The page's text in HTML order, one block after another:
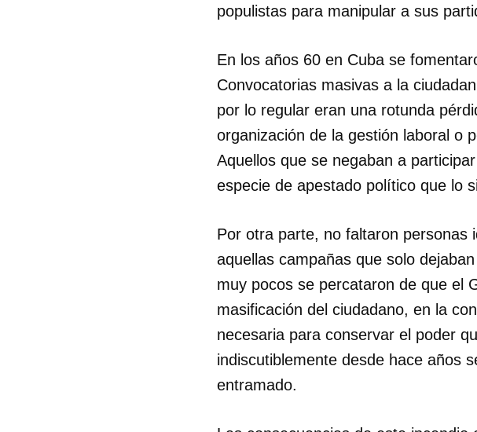
populistas para manipular a sus
En los años 60 en Cuba se
Convocatorias masivas a la
por lo regular eran una rotunda
organización de la gestión laboral o
Aquellos que se negaban a
especie de apestado político que lo
Por otra parte, no faltaron personas
aquellas campañas que solo
muy pocos se percataron de que el
masificación del ciudadano, en la
necesaria para conservar el poder
indiscutiblemente desde hace años
entramado.